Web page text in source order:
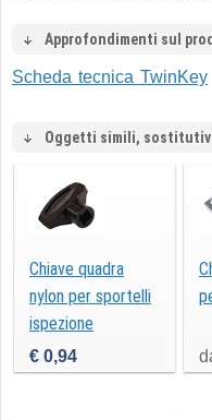
Approfondimenti sul
Scheda tecnica TwinKey
Oggetti simili,
Chiave quadra
nylon per sportelli
ispezione
€ 0,94